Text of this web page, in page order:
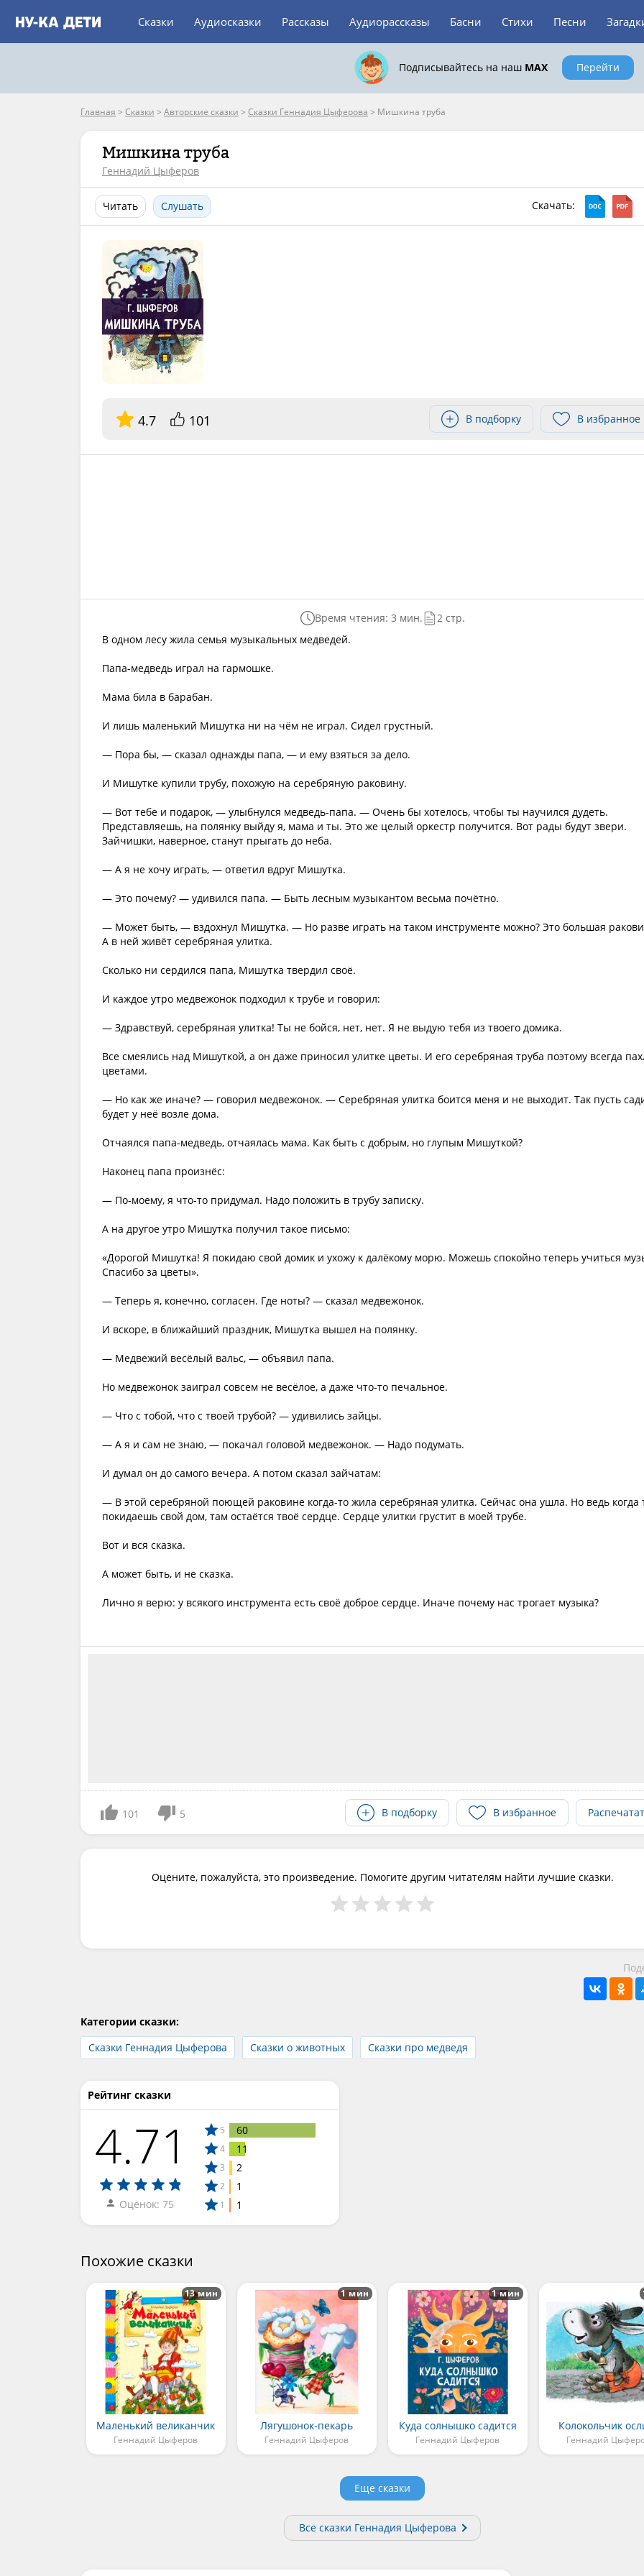
Сказки Аудиосказки Рассказы Аудиорассказы Басни Стихи Песни
Подписывайтесь на наш MAX Перейти
Главная > Сказки > Авторские сказки > Сказки Геннадия Цыферова > Мишкина труба
Мишкина труба
Геннадий Цыферов
Читать Слушать Скачать:
4.7 101 В подборку В избранное
Время чтения: 3 мин.
2 стр.
В одном лесу жила семья музыкальных медведей.
Папа-медведь играл на гармошке.
Мама била в барабан.
И лишь маленький Мишутка ни на чём не играл. Сидел грустный.
— Пора бы, — сказал однажды папа, — и ему взяться за дело.
И Мишутке купили трубу, похожую на серебряную раковину.
— Вот тебе и подарок, — улыбнулся медведь-папа. — Очень бы хотелось, чтобы ты научился дудеть.
Представляешь, на полянку выйду я, мама и ты. Это же целый оркестр получится. Вот рады будут звери.
Зайчишки, наверное, станут прыгать до неба.
— А я не хочу играть, — ответил вдруг Мишутка.
— Это почему? — удивился папа. — Быть лесным музыкантом весьма почётно.
— Может быть, — вздохнул Мишутка. — Но разве играть на таком инструменте можно? Это большая
А в ней живёт серебряная улитка.
Сколько ни сердился папа, Мишутка твердил своё.
И каждое утро медвежонок подходил к трубе и говорил:
— Здравствуй, серебряная улитка! Ты не бойся, нет, нет. Я не выдую тебя из твоего домика.
Все смеялись над Мишуткой, а он даже приносил улитке цветы. И его серебряная труба поэтому всегда
цветами.
— Но как же иначе? — говорил медвежонок. — Серебряная улитка боится меня и не выходит. Так пусть
будет у неё возле дома.
Отчаялся папа-медведь, отчаялась мама. Как быть с добрым, но глупым Мишуткой?
Наконец папа произнёс:
— По-моему, я что-то придумал. Надо положить в трубу записку.
А на другое утро Мишутка получил такое письмо:
«Дорогой Мишутка! Я покидаю свой домик и ухожу к далёкому морю. Можешь спокойно теперь учиться
Спасибо за цветы».
— Теперь я, конечно, согласен. Где ноты? — сказал медвежонок.
И вскоре, в ближайший праздник, Мишутка вышел на полянку.
— Медвежий весёлый вальс, — объявил папа.
Но медвежонок заиграл совсем не весёлое, а даже что-то печальное.
— Что с тобой, что с твоей трубой? — удивились зайцы.
— А я и сам не знаю, — покачал головой медвежонок. — Надо подумать.
И думал он до самого вечера. А потом сказал зайчатам:
— В этой серебряной поющей раковине когда-то жила серебряная улитка. Сейчас она ушла. Но ведь когда
покидаешь свой дом, там остаётся твоё сердце. Сердце улитки грустит в моей трубе.
Вот и вся сказка.
А может быть, и не сказка.
Лично я верю: у всякого инструмента есть своё доброе сердце. Иначе почему нас трогает музыка?
101 5 В подборку В избранное
Оцените, пожалуйста, это произведение. Помогите другим читателям найти лучшие сказки.
Категории сказки:
Сказки Геннадия Цыферова
Сказки о животных Сказки про медведя
Рейтинг сказки
4.71
Оценок: 75
5 60
4 11
3 2
2 1
1 1
Похожие сказки
Маленький великанчик
Геннадий Цыферов
13 мин
Лягушонок-пекарь
Геннадий Цыферов
1 мин
Куда солнышко садится
Геннадий Цыферов
1 мин
Колокольчик
Геннадий
Еще сказки
Все сказки Геннадия Цыферова